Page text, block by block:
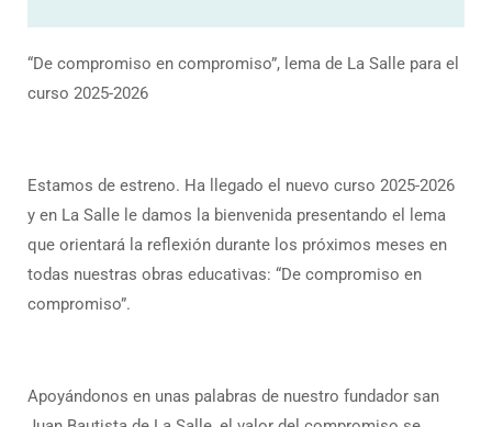
“De compromiso en compromiso”, lema de La Salle para el
curso 2025-2026
Estamos de estreno. Ha llegado el nuevo curso 2025-2026
y en La Salle le damos la bienvenida presentando el lema
que orientará la reflexión durante los próximos meses en
todas nuestras obras educativas: “De compromiso en
compromiso”.
Apoyándonos en unas palabras de nuestro fundador san